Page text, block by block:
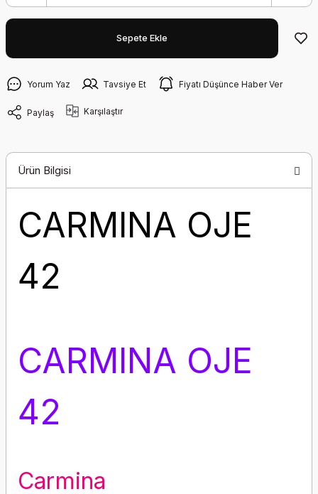
Sepete Ekle
Yorum Yaz Tavsiye Et Fiyatı Düşünce Haber Ver
Paylaş Karşılaştır
Ürün Bilgisi
CARMINA OJE
42
CARMINA OJE
42
Carmina